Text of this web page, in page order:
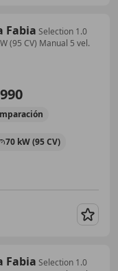
Fabia Selection 1.0
(95 CV) Manual 5 vel.
70 kW (95 CV)
Fabia Selection 1.0